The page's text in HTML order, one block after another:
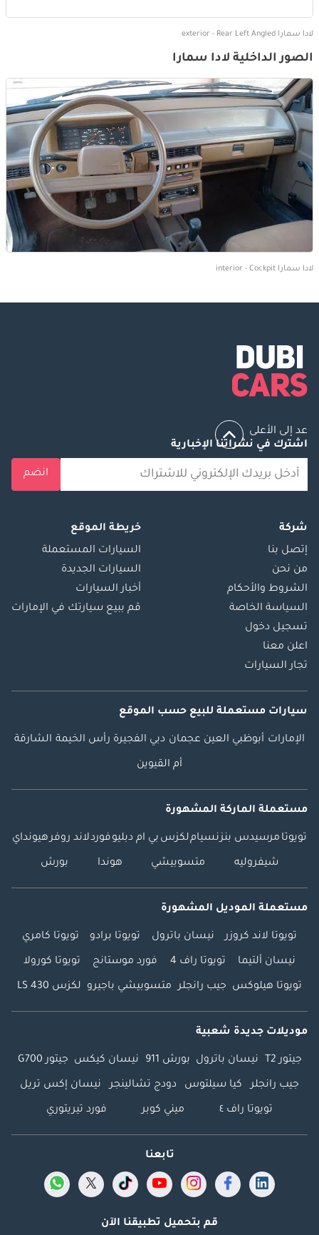
لادا سمارا exterior - Rear Left Angled
الصور الداخلية لادا سمارا
لادا سمارا interior - Cockpit
عد إلى الأعلى
اشترك في نشراتنا الإخبارية
انضم
شركة
إتصل بنا
من نحن
الشروط والأحكام
السياسة الخاصة
تسجيل دخول
اعلن معنا
تجار السيارات
خريطة الموقع
السيارات المستعملة
السيارات الجديدة
أخبار السيارات
قم ببيع سيارتك في الإمارات
سيارات مستعملة للبيع حسب الموقع
الإمارات أبوظبي العين عجمان دبي الفجيرة رأس الخيمة الشارقة
أم القيوين
مستعملة الماركة المشهورة
تويوتا مرسيدس بنزنسياملكزس بي ام دبليوفوردلاند روفرهيونداي
شيفروليه متسوبيشي هوندا بورش
مستعملة الموديل المشهورة
تويوتا لاند كروزر نيسان باترول تويوتا برادو تويوتا كامري
نيسان ألتيما تويوتا راف 4 فورد موستانج تويوتا كورولا
تويوتا هيلوكس جيب رانجلر متسوبيشي باجيرو لكزس LS 430
موديلات جديدة شعبية
جيتور T2 نيسان باترول بورش 911 نيسان كيكس جيتور G700
جيب رانجلر كيا سيلتوس دودج تشالينجر نيسان إكس تريل
تويوتا راف ٤ ميني كوبر فورد تيريتوري
تابعنا
قم بتحميل تطبيقنا الآن